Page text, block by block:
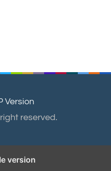
Version
reserved.
version